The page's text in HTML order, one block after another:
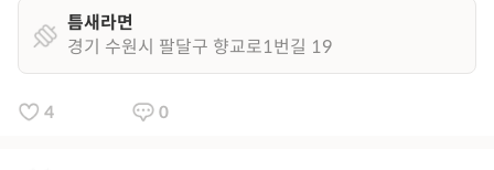
틈새라면
경기 수원시 팔달구 향교로1번길 19
4 0